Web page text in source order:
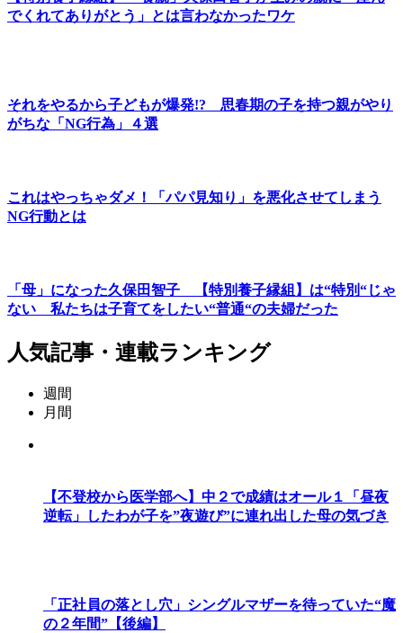
でくれてありがとう」とは言わなかったワケ
それをやるから子どもが爆発!? 思春期の子を持つ親がやり
がちな「NG行為」４選
これはやっちゃダメ！「パパ見知り」を悪化させてしまう
NG行動とは
「母」になった久保田智子 【特別養子縁組】は“特別“じゃ
ない 私たちは子育てをしたい“普通“の夫婦だった
人気記事・連載ランキング
週間
月間
【不登校から医学部へ】中２で成績はオール１「昼夜
逆転」したわが子を”夜遊び”に連れ出した母の気づき
「正社員の落とし穴」シングルマザーを待っていた“魔
の２年間”【後編】